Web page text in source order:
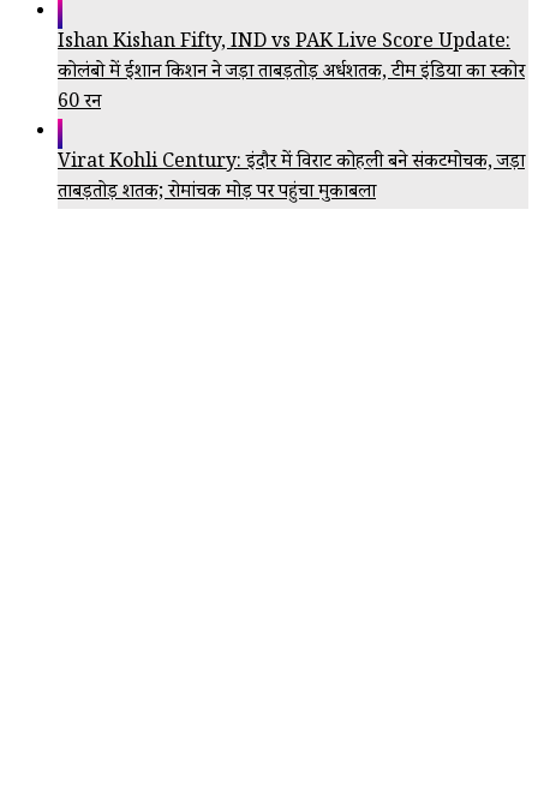
Ishan Kishan Fifty, IND vs PAK Live Score Update:
कोलंबो में ईशान किशन ने जड़ा ताबड़तोड़ अर्धशतक, टीम इंडिया का स्कोर
60 रन
Virat Kohli Century: इंदौर में विराट कोहली बने संकटमोचक, जड़ा
ताबड़तोड़ शतक; रोमांचक मोड़ पर पहुंचा मुकाबला